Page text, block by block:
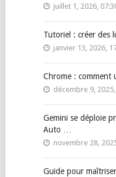
juillet 1, 2026,
Tutoriel : créer des
janvier 13, 2026,
Chrome : comment
décembre 9,
Gemini se déploie
Auto …
novembre 28,
Guide pour